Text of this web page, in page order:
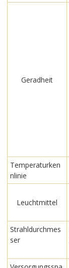
Geradheit
Temperaturken
nlinie
Leuchtmittel
Strahldurchmes
ser